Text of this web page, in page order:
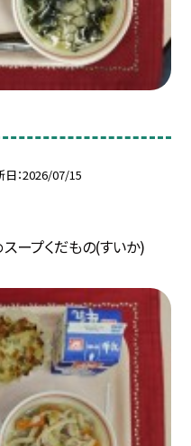
日 2026/07/15
ープくだもの(すいか)